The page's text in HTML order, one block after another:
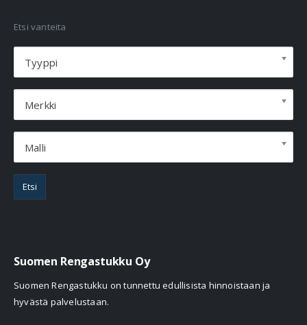
Etsi vanteita
Tyyppi
Merkki
Malli
Etsi
Suomen Rengastukku Oy
Suomen Rengastukku on tunnettu edullisista hinnoistaan ja
hyvästä palvelustaan.